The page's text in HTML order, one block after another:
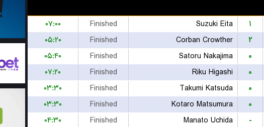
۱ Suzuki Eita
Finished
۰۷:۰۰
۲ Corban Crowther
Finished
۰۵:۲۰
۰ Satoru Nakajima
Finished
۰۵:۴۰
۰ Riku Higashi
Finished
۰۷:۲۰
۰ Takumi Katsuda
Finished
۰۳:۳۰
۰ Kotaro Matsumura
Finished
۰۳:۳۰
-
Manato Uchida
Finished
۰۴:۳۰